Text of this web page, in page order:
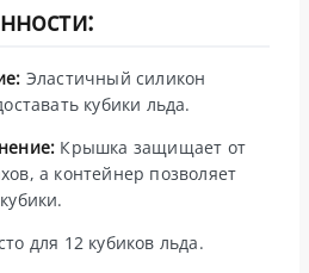
Эластичный силикон
кубики льда.
Крышка защищает от
а контейнер позволяет
для 12 кубиков льда.